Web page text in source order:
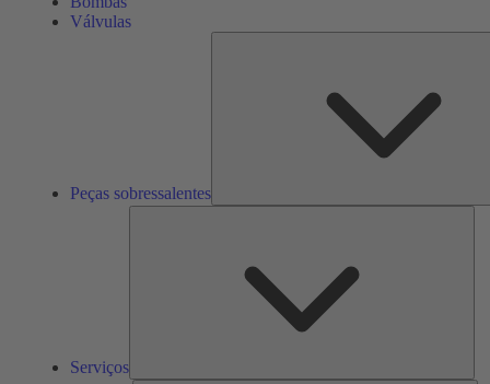
Válvulas
Peças sobressalentes
Serviços